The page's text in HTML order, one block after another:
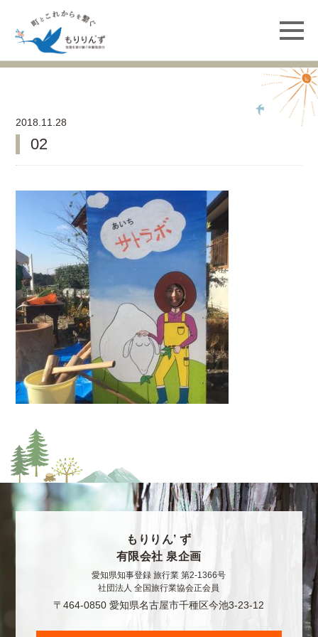
2018.11.28
02
もりりん’ ず
有限会社 泉企画
愛知県知事登録 旅行業 第2-1366号
社団法人 全国旅行業協会正会員
〒464-0850 愛知県名古屋市千種区今池3-23-12